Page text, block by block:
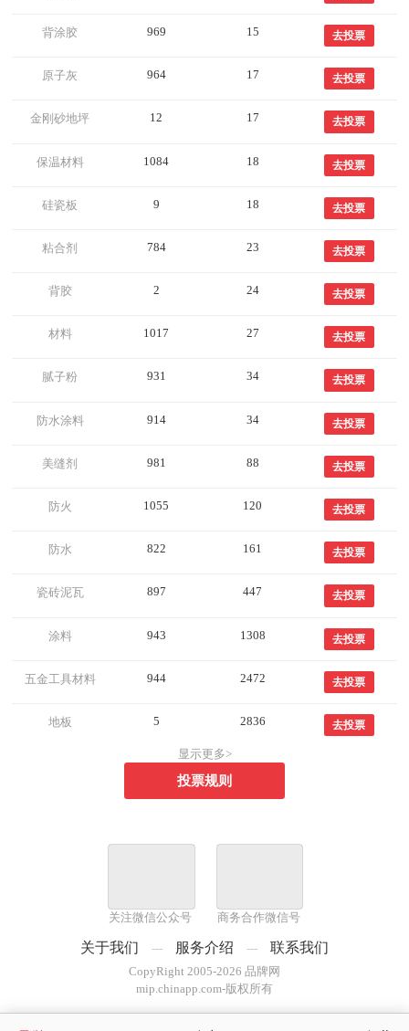
背涂胶 969 15 去投票
原子灰 964 17 去投票
金刚砂地坪 12 17 去投票
保温材料 1084 18 去投票
硅瓷板 9 18 去投票
粘合剂 784 23 去投票
背胶 2 24 去投票
材料 1017 27 去投票
腻子粉 931 34 去投票
防水涂料 914 34 去投票
美缝剂 981 88 去投票
防火 1055 120 去投票
防水 822 161 去投票
瓷砖泥瓦 897 447 去投票
涂料 943 1308 去投票
五金工具材料 944 2472 去投票
地板 5 2836 去投票
显示更多>
投票规则
关注微信公众号 商务合作微信号
关于我们 --- 服务介绍 --- 联系我们
CopyRight 2005-2026 品牌网
mip.chinapp.com-版权所有